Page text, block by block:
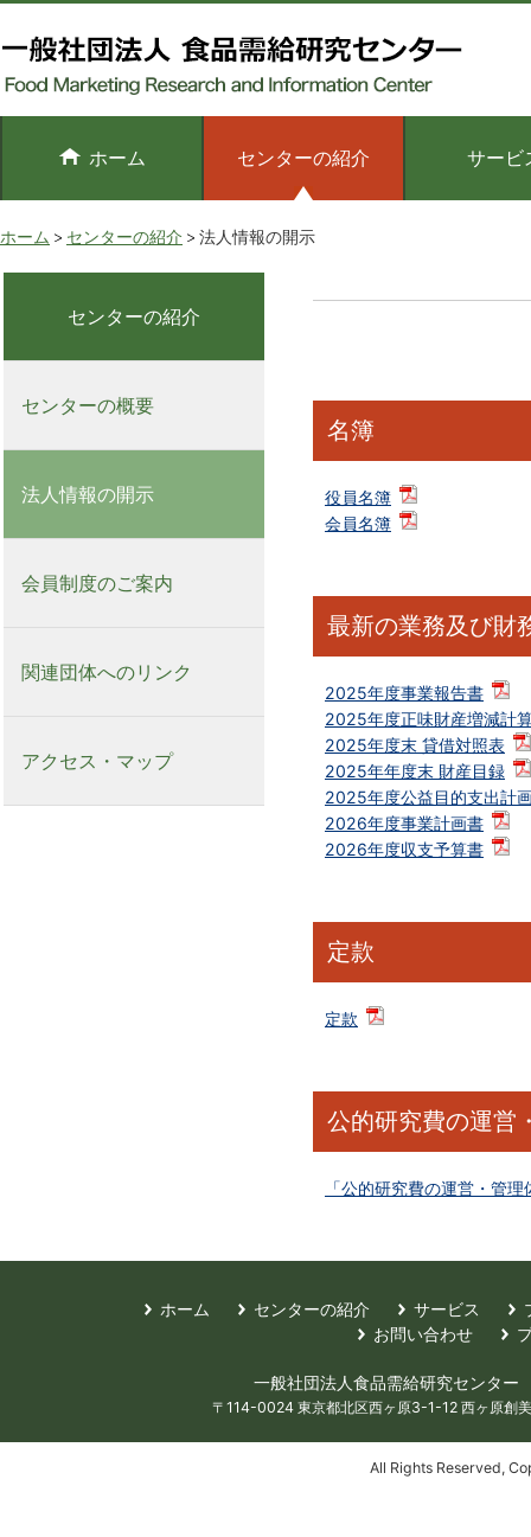
ホーム センターの紹介 サービ
ホーム センターの紹介 法人情報の開示
センターの紹介
センターの概要
法人情報の開示
会員制度のご案内
関連団体へのリンク
アクセス・マップ
名簿
役員名簿
会員名簿
最新の業務及び財
2025年度事業報告書
2025年度正味財産増減計
2025年度末 貸借対照表
2025年年度末 財産目録
2025年度公益目的支出計
2026年度事業計画書
2026年度収支予算書
定款
定款
公的研究費の運営
「公的研究費の運営・管理
ホーム センターの紹介 サービス
お問い合わせ
一般社団法人食品需給研究センタ
〒114-0024 東京都北区西ヶ原3-1-12 西ヶ原
All Rights Reserved,